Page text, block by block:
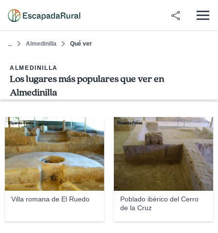
... Almedinilla Qué ver
ALMEDINILLA
Los lugares más populares que ver en
Almedinilla
Villa romana de El Ruedo
Ricardo Fimia
Poblado ibérico del Cerro
de la Cruz
Ricardo Fimia